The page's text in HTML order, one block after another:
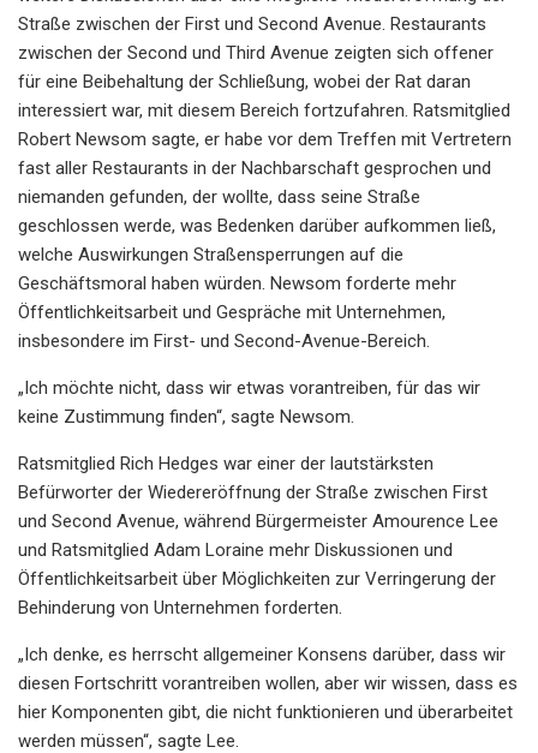
Straße zwischen der First und Second Avenue. Restaurants
zwischen der Second und Third Avenue zeigten sich offener
für eine Beibehaltung der Schließung, wobei der Rat daran
interessiert war, mit diesem Bereich fortzufahren. Ratsmitglied
Robert Newsom sagte, er habe vor dem Treffen mit Vertretern
fast aller Restaurants in der Nachbarschaft gesprochen und
niemanden gefunden, der wollte, dass seine Straße
geschlossen werde, was Bedenken darüber aufkommen ließ,
welche Auswirkungen Straßensperrungen auf die
Geschäftsmoral haben würden. Newsom forderte mehr
Öffentlichkeitsarbeit und Gespräche mit Unternehmen,
insbesondere im First- und Second-Avenue-Bereich.
„Ich möchte nicht, dass wir etwas vorantreiben, für das wir
keine Zustimmung finden“, sagte Newsom.
Ratsmitglied Rich Hedges war einer der lautstärksten
Befürworter der Wiedereröffnung der Straße zwischen First
und Second Avenue, während Bürgermeister Amourence Lee
und Ratsmitglied Adam Loraine mehr Diskussionen und
Öffentlichkeitsarbeit über Möglichkeiten zur Verringerung der
Behinderung von Unternehmen forderten.
„Ich denke, es herrscht allgemeiner Konsens darüber, dass wir
diesen Fortschritt vorantreiben wollen, aber wir wissen, dass es
hier Komponenten gibt, die nicht funktionieren und überarbeitet
werden müssen“, sagte Lee.